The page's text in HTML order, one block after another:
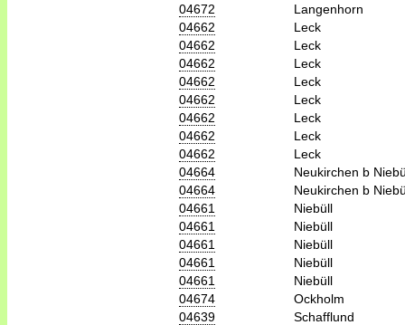
04672
Langenhorn
04662
Leck
04662
Leck
04662
Leck
04662
Leck
04662
Leck
04662
Leck
04662
Leck
04662
Leck
04664
Neukirchen b
04664
Neukirchen b
04661
Niebüll
04661
Niebüll
04661
Niebüll
04661
Niebüll
04661
Niebüll
04674
Ockholm
04639
Schafflund